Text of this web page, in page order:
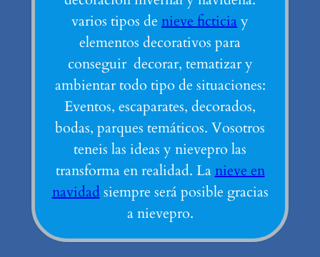
varios tipos de nieve ficticia y
elementos decorativos para
conseguir decorar, tematizar y
ambientar todo tipo de situaciones:
Eventos, escaparates, decorados,
bodas, parques temáticos. Vosotros
teneis las ideas y nievepro las
transforma en realidad. La nieve en
navidad siempre será posible gracias
a nievepro.